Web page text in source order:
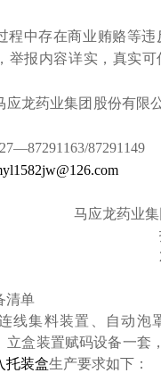
程中存在商业贿赂等违
举报内容详实，真实可
应龙药业集团股份有限
87291149
马应龙药业
清单
线集料装置、自动泡
立盒装置赋码设备一套 ，
托装盒生产要求如下：